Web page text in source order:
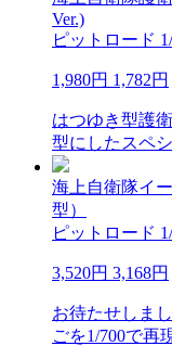
Ver.)
ピットロード
1,980円 1,782円
はつゆき型護
型にしたスペ
海上自衛隊イ
型）
ピットロード
3,520円 3,168円
お待たせしま
ごを1/700で再